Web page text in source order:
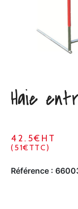
Haie
42.5€HT
(51€TTC)
Référence :